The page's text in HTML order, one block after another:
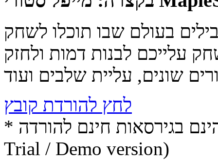
בעולם שבו תוכלו לשחק
עלייכם לבנות דמות ולחזק
לחץ להורדת קובץ
* התכנים הינם בגירסאות חינם להורדה (Free game / software,
Trial / Demo version)